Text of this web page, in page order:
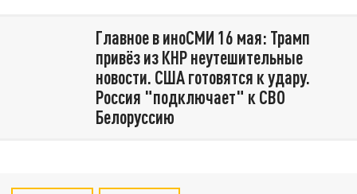
Главное в иноСМИ 16 мая: Трамп
привёз из КНР неутешительные
новости. США готовятся к удару.
Россия "подключает" к СВО
Белоруссию